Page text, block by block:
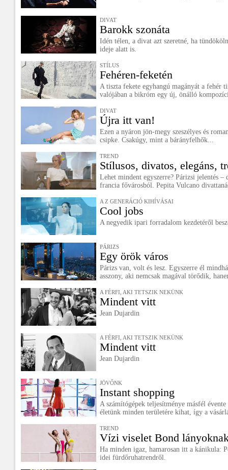
DIVAT
Barokk szonáta
Idén télen, a divat azt szeretné, ha
ideje alatt is.
STÍLUS
Fehéren-feketén
A tiszta fekete egyhangú magányát a fehér
valójában a bikróm egy új, önálló
DIVAT
Újra itt van!
Ezen a nyáron jön-megy szeszélyes és
csipke. Csakúgy, mint a bárányfelhők...
TREND
Stílusos, divatos, elegáns,
Lehet mindent egyszerre? Párizsi jelentés
francia fővárosból. Pepita Vulcano
A Z GENERÁCIÓ KIHÍVÁSAI
Cool jobs
A negyedik ipari forradalom kezdetéről
PÁRIZS
Egy örök város
Párizs van, volt és lesz. Egyszerre él
asszony, aki nemcsak magával törődik,
A FÉRFI, AKI TETSZIK NEKÜNK
Mindent vitt
Jean Dujardin
A FÉRFI, AKI TETSZIK NEKÜNK
Mindent vitt
Jean Dujardin
JÖVŐNK
Instant shopping
A számítógépek teljesítménye másfél
életünk minden területére kihat, így a
TREND
Vízi viselet Bond
Ha minden igaz, hamarosan itt a kánikula:
idei fürdőruhatrendről.